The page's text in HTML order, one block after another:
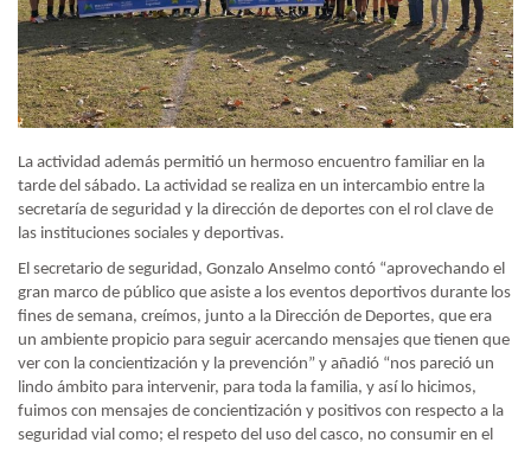
La actividad además permitió un hermoso encuentro familiar en la
tarde del sábado. La actividad se realiza en un intercambio entre la
secretaría de seguridad y la dirección de deportes con el rol clave de
las instituciones sociales y deportivas.
El secretario de seguridad, Gonzalo Anselmo contó “aprovechando el
gran marco de público que asiste a los eventos deportivos durante los
fines de semana, creímos, junto a la Dirección de Deportes, que era
un ambiente propicio para seguir acercando mensajes que tienen que
ver con la concientización y la prevención” y añadió “nos pareció un
lindo ámbito para intervenir, para toda la familia, y así lo hicimos,
fuimos con mensajes de concientización y positivos con respecto a la
seguridad vial como; el respeto del uso del casco, no consumir en el